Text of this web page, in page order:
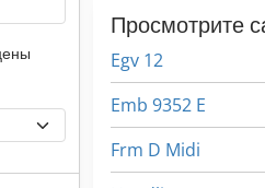
Просмотрите
Egv 12
Emb 9352 E
Frm D Midi